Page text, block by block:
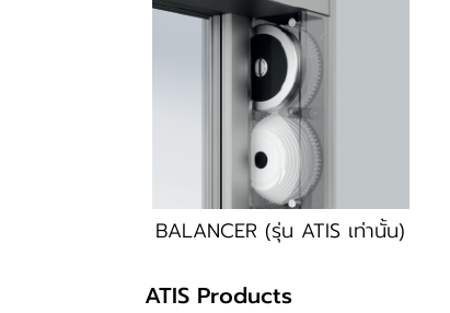
BALANCER (รุ่น ATIS เท่านั้น)
ATIS Products